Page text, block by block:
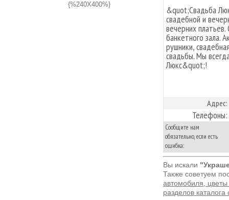
{%240X400%} &quot;Свадьба
свадебной и
вечерних
банкетного зала.
рушники,
свадьбы. Мы
Люкс&quot;!
Адрес:
Телефоны:
Сообщите нам
обязательно, если есть
ошибка:
Вы искали
Также советуем
автомобиля,
разделов